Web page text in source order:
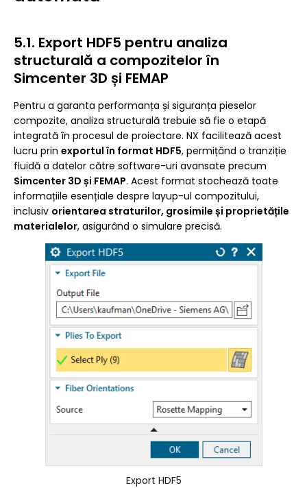
5.1. Export HDF5 pentru analiza
structurală a compozitelor în
Simcenter 3D și FEMAP
Pentru a garanta performanța și siguranța pieselor
compozite, analiza structurală trebuie să fie o etapă
integrată în procesul de proiectare. NX facilitează acest
lucru prin exportul în format HDF5, permițând o tranziție
fluidă a datelor către software-uri avansate precum
Simcenter 3D și FEMAP. Acest format stochează toate
informațiile esențiale despre layup-ul compozitului,
inclusiv orientarea straturilor, grosimile și proprietățile
materialelor, asigurând o simulare precisă.
Export HDF5